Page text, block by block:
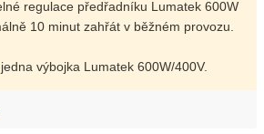
regulace předřadníku Lumatek 600W
10 minut zahřát v běžném provozu.
výbojka Lumatek 600W/400V.